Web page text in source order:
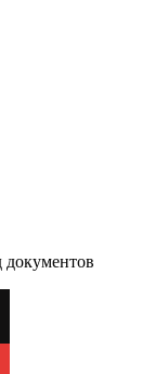
документов